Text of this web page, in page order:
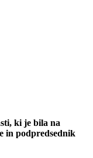
ki je bila na
in podpredsednik